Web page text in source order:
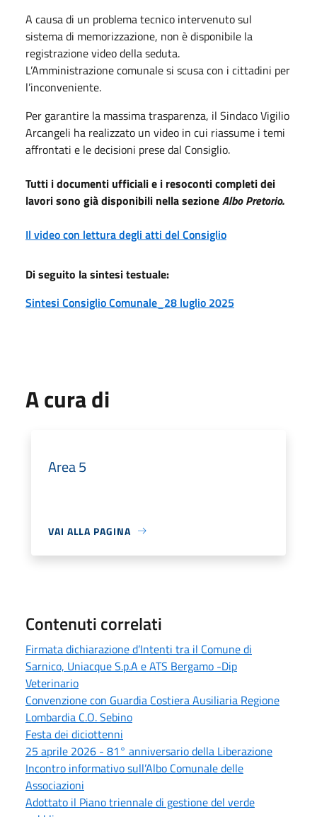
A causa di un problema tecnico intervenuto sul
sistema di memorizzazione, non è disponibile la
registrazione video della seduta.
L’Amministrazione comunale si scusa con i cittadini per
l’inconveniente.
Per garantire la massima trasparenza, il Sindaco Vigilio
Arcangeli ha realizzato un video in cui riassume i temi
affrontati e le decisioni prese dal Consiglio.
Tutti i documenti ufficiali e i resoconti completi dei
lavori sono già disponibili nella sezioneAlbo Pretorio.
Il video con lettura degli atti del Consiglio
Di seguito la sintesi testuale:
Sintesi Consiglio Comunale_28 luglio 2025
A cura di
Area 5
VAI ALLA PAGINA
Contenuti correlati
Firmata dichiarazione d’Intenti tra il Comune di
Sarnico, Uniacque S.p.A e ATS Bergamo -Dip
Veterinario
Convenzione con Guardia Costiera Ausiliaria Regione
Lombardia C.O. Sebino
Festa dei diciottenni
25 aprile 2026 - 81° anniversario della Liberazione
Incontro informativo sull’Albo Comunale delle
Associazioni
Adottato il Piano triennale di gestione del verde